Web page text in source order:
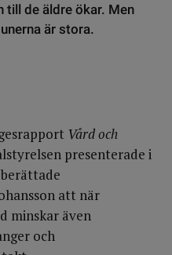
de äldre ökar. Men
är stora.
Vård och
presenterade i
att när
minskar även
och